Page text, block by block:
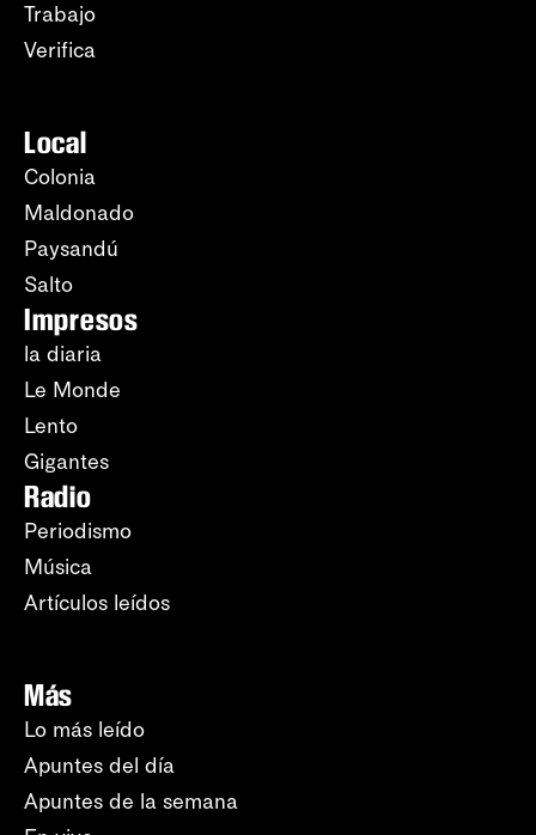
Trabajo
Verifica
Local
Colonia
Maldonado
Paysandú
Salto
Impresos
la diaria
Le Monde
Lento
Gigantes
Radio
Periodismo
Música
Artículos leídos
Más
Lo más leído
Apuntes del día
Apuntes de la semana